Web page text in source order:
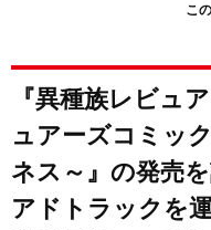
こ
『異種族レビュ
ュアーズコミッ
ネス～』の発売
アドトラックを